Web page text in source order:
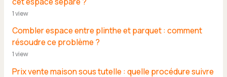
1 view
Combler espace entre plinthe et parquet : comment
résoudre ce problème ?
1 view
Prix vente maison sous tutelle : quelle procédure suivre